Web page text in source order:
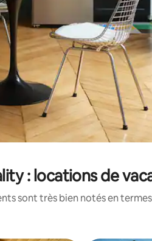
: locations de
sont très bien notés en